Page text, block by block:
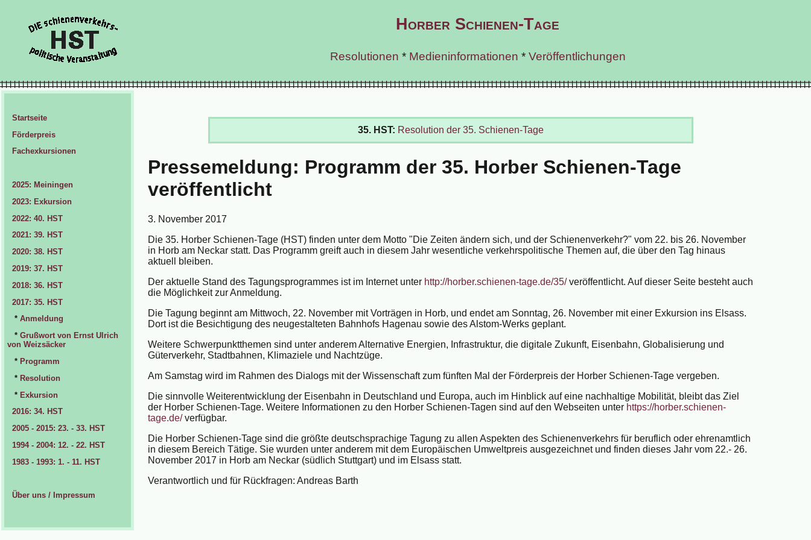
35. HST: Resolution der 35. Schienen-Tage
Pressemeldung: Programm der 35. Horber Schienen-Tage
veröffentlicht
3. November 2017
Die 35. Horber Schienen-Tage (HST) finden unter dem Motto "Die Zeiten ändern sich, und der Schienenverkehr?" vom 22. bis 26. November
in Horb am Neckar statt. Das Programm greift auch in diesem Jahr wesentliche verkehrspolitische Themen auf, die über den Tag hinaus
aktuell bleiben.
Der aktuelle Stand des Tagungsprogrammes ist im Internet unter http://horber.schienen-tage.de/35/veröffentlicht. Auf dieser Seite besteht auch
die Möglichkeit zur Anmeldung.
Die Tagung beginnt am Mittwoch, 22. November mit Vorträgen in Horb, und endet am Sonntag, 26. November mit einer Exkursion ins Elsass.
Dort ist die Besichtigung des neugestalteten Bahnhofs Hagenau sowie des Alstom-Werks geplant.
Weitere Schwerpunktthemen sind unter anderem Alternative Energien, Infrastruktur, die digitale Zukunft, Eisenbahn, Globalisierung und
Güterverkehr, Stadtbahnen, Klimaziele und Nachtzüge.
Am Samstag wird im Rahmen des Dialogs mit der Wissenschaft zum fünften Mal der Förderpreis der Horber Schienen-Tage vergeben.
Die sinnvolle Weiterentwicklung der Eisenbahn in Deutschland und Europa, auch im Hinblick auf eine nachhaltige Mobilität, bleibt das Ziel
der Horber Schienen-Tage. Weitere Informationen zu den Horber Schienen-Tagen sind auf den Webseiten unter https://horber.schienen-
tage.de/verfügbar.
Die Horber Schienen-Tage sind die größte deutschsprachige Tagung zu allen Aspekten des Schienenverkehrs für beruflich oder ehrenamtlich
in diesem Bereich Tätige. Sie wurden unter anderem mit dem Europäischen Umweltpreis ausgezeichnet und finden dieses Jahr vom 22.- 26.
November 2017 in Horb am Neckar (südlich Stuttgart) und im Elsass statt.
Verantwortlich und für Rückfragen: Andreas Barth
Startseite
Förderpreis
Fachexkursionen
2025: Meiningen
2023: Exkursion
2022: 40. HST
2021: 39. HST
2020: 38. HST
2019: 37. HST
2018: 36. HST
2017: 35. HST
* Anmeldung
* Grußwort von Ernst Ulrich
von Weizsäcker
* Programm
* Resolution
* Exkursion
2016: 34. HST
2005 - 2015: 23. - 33. HST
1994 - 2004: 12. - 22. HST
1983 - 1993: 1. - 11. HST
Über uns / Impressum
Horber Schienen-Tage
Resolutionen * Medieninformationen * Veröffentlichungen